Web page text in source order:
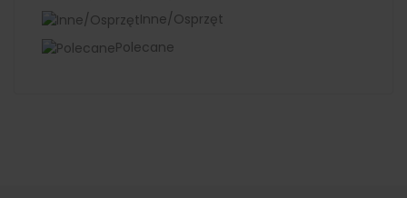
Inne/Osprzęt
Polecane